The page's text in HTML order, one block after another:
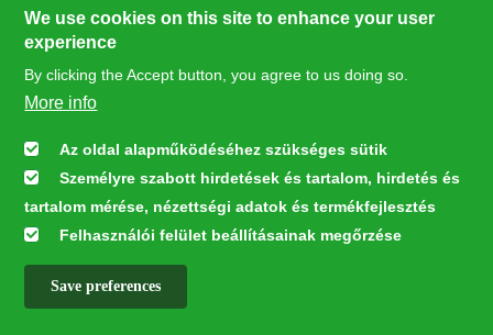
27224
Hírlevél feliratkozás
Feliratkozás
We use cookies on this site to enhance your user
experience
By clicking the Accept button, you agree to us doing so.
More info
Az oldal alapműködéséhez szükséges sütik
Személyre szabott hirdetések és tartalom, hirdetés és
tartalom mérése, nézettségi adatok és termékfejlesztés
Felhasználói felület beállításainak megőrzése
Save preferences